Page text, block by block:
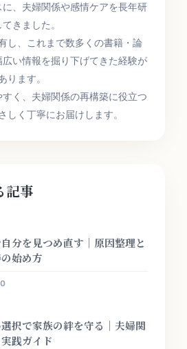
、夫婦関係や感情ケアを長年研
きました。
し、これまで数多くの書籍・論
い情報を掘り下げてきた経験が
ります。
く、夫婦関係の再構築に役立つ
しく丁寧にお届けします。
記事
分を見つめ直す｜原因整理と
始め方
択で家族の絆を守る｜夫婦関
践ガイド